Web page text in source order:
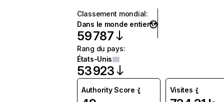
Classement mondial:
Dans le monde entier
59 787
Rang du pays:
États-Unis
53 923
Authority Score Visites